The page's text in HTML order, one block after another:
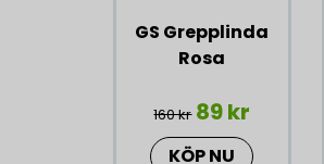
GS Grepplinda
Rosa
160 kr 89 kr
KÖP NU